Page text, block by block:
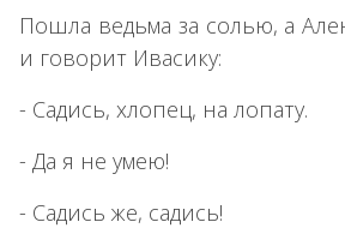
Пошла ведьма за солью, а
и говорит Ивасику:
- Садись, хлопец, на лопату.
- Да я не умею!
- Садись же, садись!